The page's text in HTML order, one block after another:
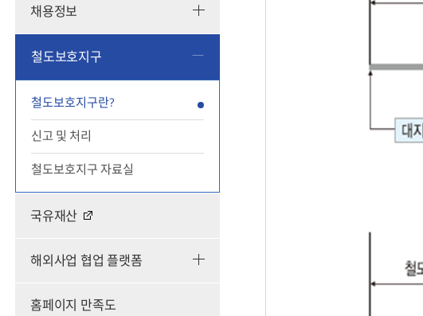
채용정보
철도보호지구
철도보호지구란?
신고 및 처리
철도보호지구 자료실
국유재산
해외사업 협업 플랫폼
홈페이지 만족도